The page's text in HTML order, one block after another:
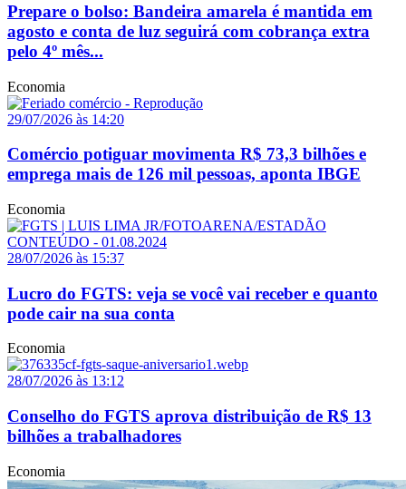
Prepare o bolso: Bandeira amarela é mantida em
agosto e conta de luz seguirá com cobrança extra
pelo 4º mês...
Economia
29/07/2026 às 14:20
Comércio potiguar movimenta R$ 73,3 bilhões e
emprega mais de 126 mil pessoas, aponta IBGE
Economia
28/07/2026 às 15:37
Lucro do FGTS: veja se você vai receber e quanto
pode cair na sua conta
Economia
28/07/2026 às 13:12
Conselho do FGTS aprova distribuição de R$ 13
bilhões a trabalhadores
Economia